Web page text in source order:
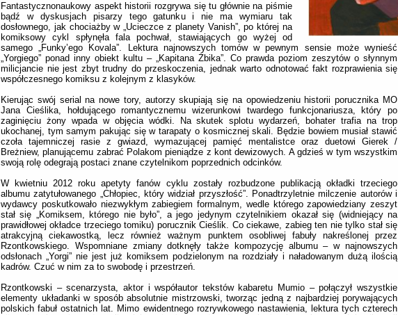
Fantastycznonaukowy aspekt historii rozgrywa się tu głównie na piśmie
bądź w dyskusjach pisarzy tego gatunku i nie ma wymiaru tak
dosłownego, jak chociażby w „Ucieczce z planety Vanish”, po której na
komiksowy cykl spłynęła fala pochwał, stawiających go wyżej od
samego „Funky’ego Kovala”. Lektura najnowszych tomów w pewnym sensie może wynieść
„Yorgiego” ponad inny obiekt kultu – „Kapitana Żbika”. Co prawda poziom zeszytów o słynnym
milicjancie nie jest zbyt trudny do przeskoczenia, jednak warto odnotować fakt rozprawienia się
współczesnego komiksu z kolejnym z klasyków.
Kierując swój serial na nowe tory, autorzy skupiają się na opowiedzeniu historii porucznika MO
Jana Cieślika, hołdującego romantycznemu wizerunkowi twardego funkcjonariusza, który po
zaginięciu żony wpada w objęcia wódki. Na skutek splotu wydarzeń, bohater trafia na trop
ukochanej, tym samym pakując się w tarapaty o kosmicznej skali. Będzie bowiem musiał stawić
czoła tajemniczej rasie z gwiazd, wymazującej pamięć mentalistce oraz duetowi Gierek /
Breżniew, planującemu zabrać Polakom pieniądze z kont dewizowych. A gdzieś w tym wszystkim
swoją rolę odegrają postaci znane czytelnikom poprzednich odcinków.
W kwietniu 2012 roku apetyty fanów cyklu zostały rozbudzone publikacją okładki trzeciego
albumu zatytułowanego „Chłopiec, który widział przyszłość”. Ponadtrzyletnie milczenie autorów i
wydawcy poskutkowało niezwykłym zabiegiem formalnym, wedle którego zapowiedziany zeszyt
stał się „Komiksem, którego nie było”, a jego jedynym czytelnikiem okazał się (widniejący na
prawidłowej okładce trzeciego tomiku) porucznik Cieślik. Co ciekawe, zabieg ten nie tylko stał się
atrakcyjną ciekawostką, lecz również ważnym punktem osobliwej fabuły nakreślonej przez
Rzontkowskiego. Wspomniane zmiany dotknęły także kompozycję albumu – w najnowszych
odsłonach „Yorgi” nie jest już komiksem podzielonym na rozdziały i naładowanym dużą ilością
kadrów. Czuć w nim za to swobodę i przestrzeń.
Rzontkowski – scenarzysta, aktor i współautor tekstów kabaretu Mumio – połączył wszystkie
elementy układanki w sposób absolutnie mistrzowski, tworząc jedną z najbardziej porywających
polskich fabuł ostatnich lat. Mimo ewidentnego rozrywkowego nastawienia, lektura tych czterech